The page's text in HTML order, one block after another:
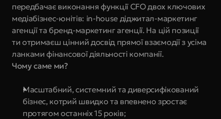
передбачає виконання функції СFO двох ключових
медіабізнес-юнітів: in-house діджитал-маркетинг
агенції та бренд-маркетинг агенції. На цій позиції
ти отримаєш цінний досвід прямої взаємодії з усіма
ланками фінансової діяльності компанії.
Чому саме ми?
Масштабний, системний та диверсифікований
бізнес, котрий швидко та впевнено зростає
протягом останніх 15 років;